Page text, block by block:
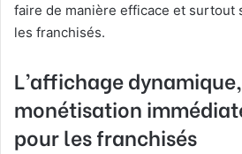
faire de manière efficace et surtout
les franchisés.
L’affichage
monétisation
pour les franchisés